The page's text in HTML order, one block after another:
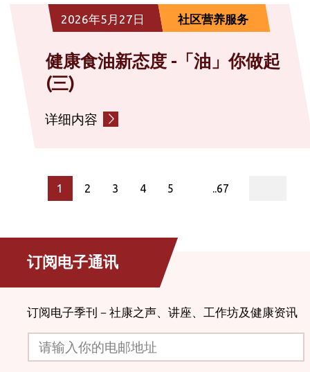
2026年5月27日 社区营养服务
健康食油新态度 -「油」你做起
(三)
详细内容
1 2 3 4 5 ..67
订阅电子通讯
订阅电子季刊－社康之声、讲座、工作坊及健康资讯
请输入你的电邮地址